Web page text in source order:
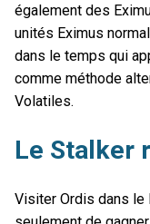
également des
unités Eximus
dans le temps qui
comme méthode
Volatiles.
Le Stalker
Visiter Ordis dans le